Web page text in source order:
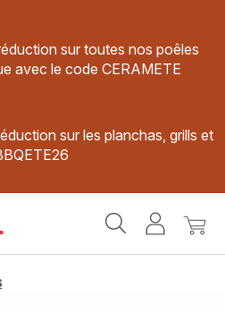
sur toutes nos poêles
avec le code CERAMETE
sur les planchas, grills et
MonMon